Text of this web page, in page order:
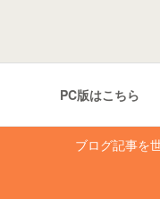
PC版はこちら
ブログ記事を